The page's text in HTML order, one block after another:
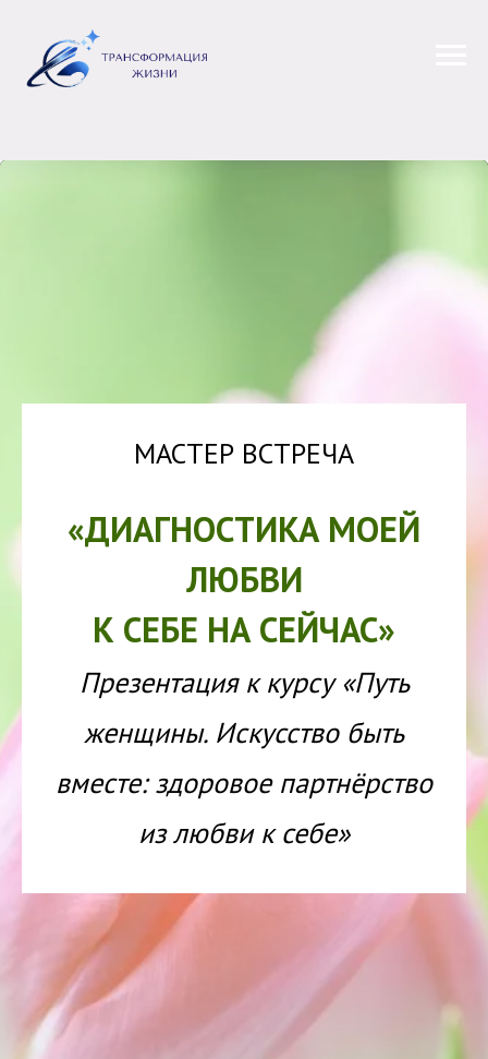
МАСТЕР ВСТРЕЧА
«ДИАГНОСТИКА МОЕЙ
ЛЮБВИ
К СЕБЕ НА СЕЙЧАС»
Презентация к курсу «Путь
женщины. Искусство быть
вместе: здоровое партнёрство
из любви к себе»